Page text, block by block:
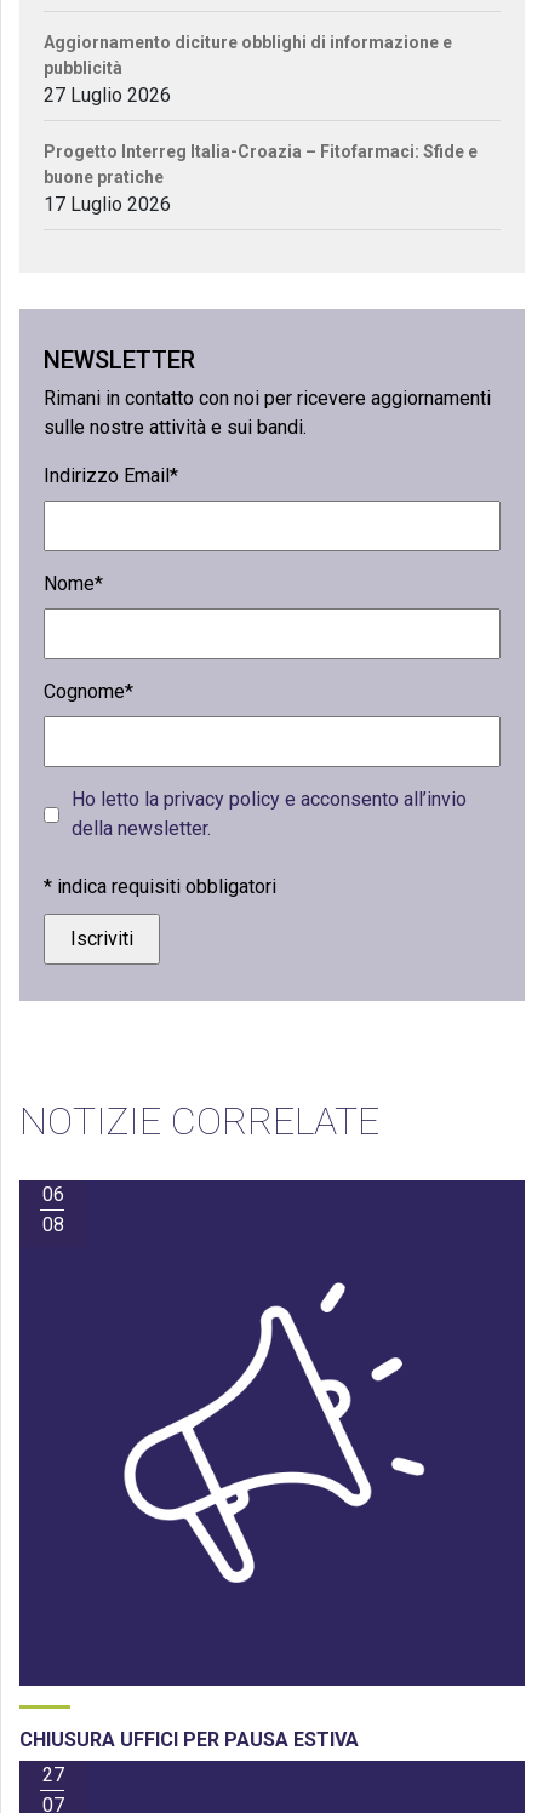
Aggiornamento diciture obblighi di informazione e
pubblicità
27 Luglio 2026
Progetto Interreg Italia-Croazia – Fitofarmaci: Sfide e
buone pratiche
17 Luglio 2026
NEWSLETTER
Rimani in contatto con noi per ricevere aggiornamenti
sulle nostre attività e sui bandi.
Indirizzo Email*
Nome*
Cognome*
Ho letto la privacy policy e acconsento all’invio
della newsletter.
* indica requisiti obbligatori
NOTIZIE CORRELATE
06
08
CHIUSURA UFFICI PER PAUSA ESTIVA
27
07